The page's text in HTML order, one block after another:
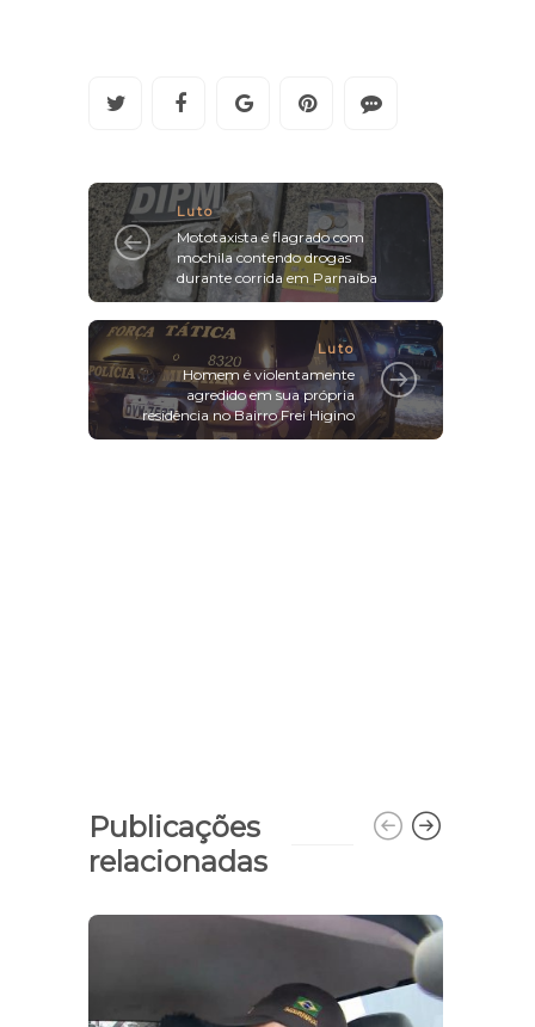
Luto
Mototaxista é flagrado com
mochila contendo drogas
durante corrida em Parnaíba
Luto
Homem é violentamente
agredido em sua própria
residência no Bairro Frei Higino
Publicações
relacionadas